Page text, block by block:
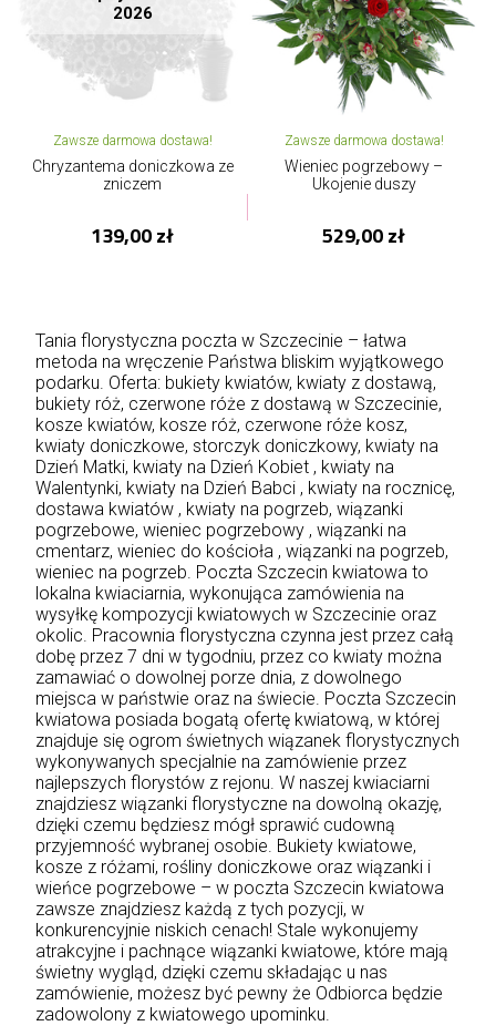
2026
Zawsze darmowa dostawa!
Chryzantema doniczkowa ze
zniczem
139,00 zł
Zawsze darmowa dostawa!
Wieniec pogrzebowy –
Ukojenie duszy
529,00 zł
Tania florystyczna poczta w Szczecinie – łatwa
metoda na wręczenie Państwa bliskim wyjątkowego
podarku. Oferta: bukiety kwiatów, kwiaty z dostawą,
bukiety róż, czerwone róże z dostawą w Szczecinie,
kosze kwiatów, kosze róż, czerwone róże kosz,
kwiaty doniczkowe, storczyk doniczkowy, kwiaty na
Dzień Matki, kwiaty na Dzień Kobiet , kwiaty na
Walentynki, kwiaty na Dzień Babci , kwiaty na rocznicę,
dostawa kwiatów , kwiaty na pogrzeb, wiązanki
pogrzebowe, wieniec pogrzebowy , wiązanki na
cmentarz, wieniec do kościoła , wiązanki na pogrzeb,
wieniec na pogrzeb. Poczta Szczecin kwiatowa to
lokalna kwiaciarnia, wykonująca zamówienia na
wysyłkę kompozycji kwiatowych w Szczecinie oraz
okolic. Pracownia florystyczna czynna jest przez całą
dobę przez 7 dni w tygodniu, przez co kwiaty można
zamawiać o dowolnej porze dnia, z dowolnego
miejsca w państwie oraz na świecie. Poczta Szczecin
kwiatowa posiada bogatą ofertę kwiatową, w której
znajduje się ogrom świetnych wiązanek florystycznych
wykonywanych specjalnie na zamówienie przez
najlepszych florystów z rejonu. W naszej kwiaciarni
znajdziesz wiązanki florystyczne na dowolną okazję,
dzięki czemu będziesz mógł sprawić cudowną
przyjemność wybranej osobie. Bukiety kwiatowe,
kosze z różami, rośliny doniczkowe oraz wiązanki i
wieńce pogrzebowe – w poczta Szczecin kwiatowa
zawsze znajdziesz każdą z tych pozycji, w
konkurencyjnie niskich cenach! Stale wykonujemy
atrakcyjne i pachnące wiązanki kwiatowe, które mają
świetny wygląd, dzięki czemu składając u nas
zamówienie, możesz być pewny że Odbiorca będzie
zadowolony z kwiatowego upominku.